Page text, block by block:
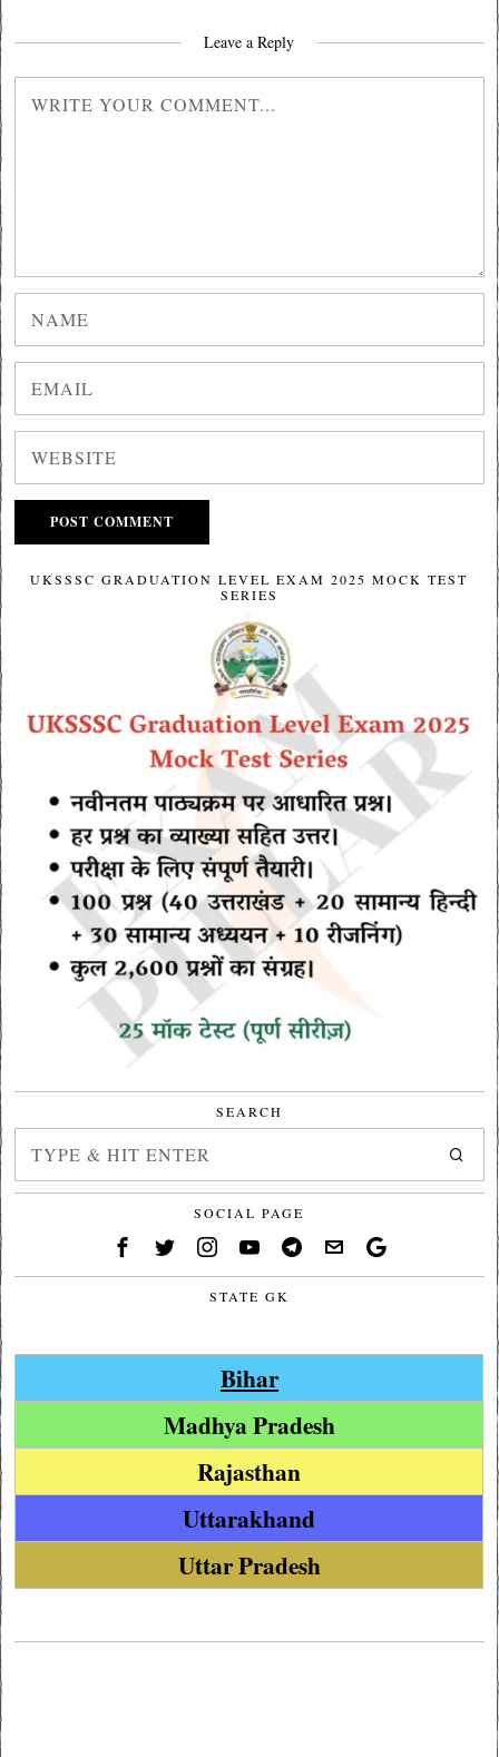
Leave a Reply
UKSSSC GRADUATION LEVEL EXAM 2025 MOCK TEST
SERIES
SEARCH
SOCIAL PAGE
STATE GK
Bihar
Madhya Pradesh
Rajasthan
Uttarakhand
Uttar Pradesh